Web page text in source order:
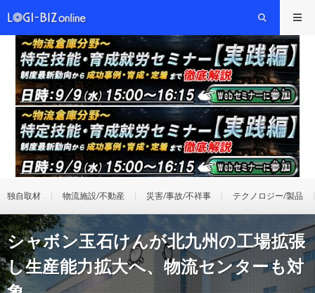
独自取材 物流施設/不動産 災害/事故/不祥事 テクノロジー/製品
シャボン玉石けんが北九州の工場拡張
し生産能力拡大へ、物流センターも対